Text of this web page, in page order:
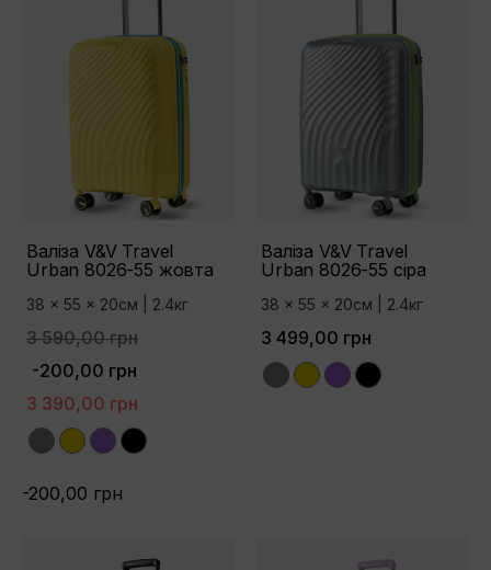
Валіза V&V Travel
Urban 8026-55 жовта
38 x 55 x 20см | 2.4кг
3 590,00 грн
-200,00 грн
3 390,00 грн
GreyYellowPurpleBlack
-200,00 грн
Валіза V&V Travel
Urban 8026-55 сіра
38 x 55 x 20см | 2.4кг
3 499,00 грн
GreyYellowPurpleBlack